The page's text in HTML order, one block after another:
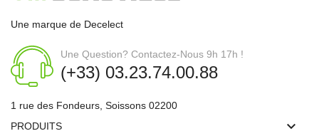
Une marque de Decelect
Une Question? Contactez-Nous 9h 17h !
(+33) 03.23.74.00.88
1 rue des Fondeurs, Soissons 02200
PRODUITS
